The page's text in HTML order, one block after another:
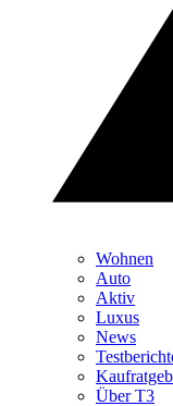
Wohnen
Auto
Aktiv
Luxus
News
Über T3